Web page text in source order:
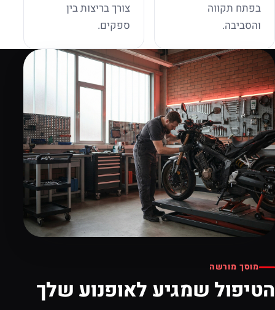
בפתח תקווה
והסביבה.
צורך בריצות בין
ספקים.
מוסך מורשה
הטיפול שמגיע לאופנוע שלך